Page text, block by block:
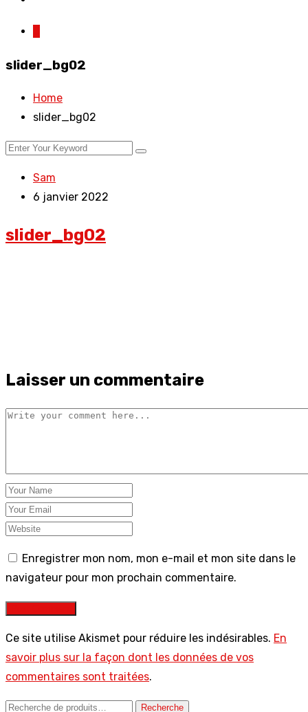
slider_bg02
Home
slider_bg02
Sam
6 janvier 2022
slider_bg02
Laisser un commentaire
Enregistrer mon nom, mon e-mail et mon site dans le
navigateur pour mon prochain commentaire.
Ce site utilise Akismet pour réduire les indésirables. En
savoir plus sur la façon dont les données de vos
commentaires sont traitées.
Recherche Recherche